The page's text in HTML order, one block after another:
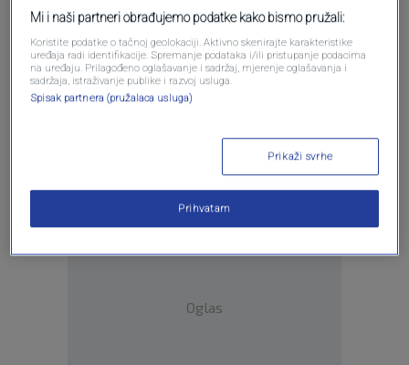
Oglas
Oglas
Mi i naši partneri obrađujemo podatke kako bismo pružali:
Koristite podatke o tačnoj geolokaciji. Aktivno skenirajte karakteristike
uređaja radi identifikacije. Spremanje podataka i/ili pristupanje podacima
na uređaju. Prilagođeno oglašavanje i sadržaj, mjerenje oglašavanja i
sadržaja, istraživanje publike i razvoj usluga.
Spisak partnera (pružalaca usluga)
Prikaži svrhe
Prihvatam